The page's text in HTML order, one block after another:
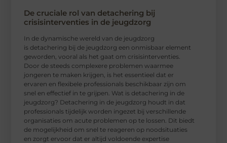
De cruciale rol van detachering bij
crisisinterventies in de jeugdzorg
In de dynamische wereld van de jeugdzorg
is detachering bij de jeugdzorg een onmisbaar element
geworden, vooral als het gaat om crisisinterventies.
Door de steeds complexere problemen waarmee
jongeren te maken krijgen, is het essentieel dat er
ervaren en flexibele professionals beschikbaar zijn om
snel en effectief in te grijpen. Wat is detachering in de
jeugdzorg? Detachering in de jeugdzorg houdt in dat
professionals tijdelijk worden ingezet bij verschillende
organisaties om acute problemen op te lossen. Dit biedt
de mogelijkheid om snel te reageren op noodsituaties
en zorgt ervoor dat er altijd voldoende expertise